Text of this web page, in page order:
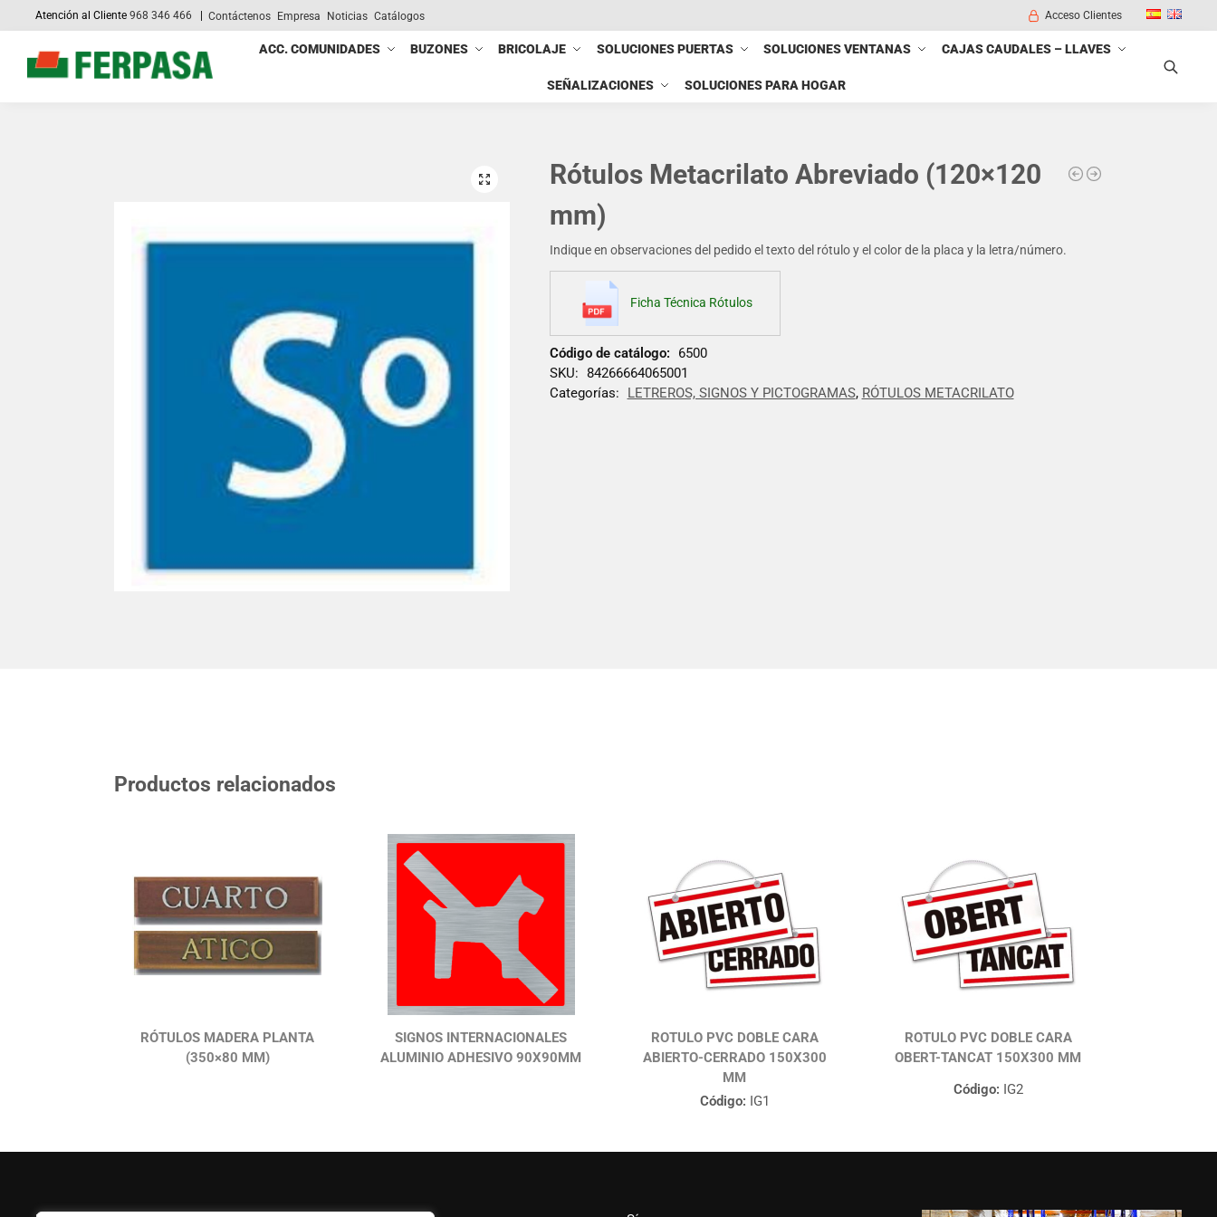
Atención al Cliente968 346 466 Contáctenos Empresa Noticias Catálogos Acceso Clientes
ACC. COMUNIDADES BUZONES BRICOLAJE SOLUCIONES PUERTAS SOLUCIONES VENTANAS CAJAS CAUDALES – LLAVES
SEÑALIZACIONES SOLUCIONES PARA HOGAR
Search
Rótulos Metacrilato Abreviado (120×120
mm)
Código de catálogo:
6500
SKU: 84266664065001
Categorías:
LETREROS, SIGNOS Y PICTOGRAMAS, RÓTULOS METACRILATO
Indique en observaciones del pedido el texto del rótulo y el color de la placa y la letra/número.
Ficha Técnica Rótulos
Productos relacionados
RÓTULOS MADERA PLANTA
(350×80 MM)
SIGNOS INTERNACIONALES
ALUMINIO ADHESIVO 90X90MM
ROTULO PVC DOBLE CARA
ABIERTO-CERRADO 150X300
MM
Código: IG1
ROTULO PVC DOBLE CARA
OBERT-TANCAT 150X300 MM
Código: IG2